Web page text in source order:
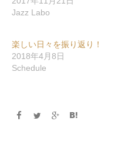
し
い
ウ
ド
ウ
で
開
き
ク
さ
い
(新
し
Jazz Labo
楽しい日々を振り返り！
2018年4月8日
Schedule